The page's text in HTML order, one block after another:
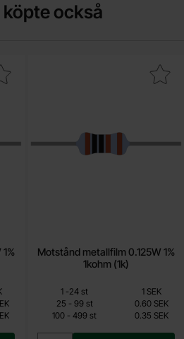
också
1% 4.7kohm (4k7) som favorit
Motstånd metallfilm 0.125W 1%
1kohm (1k)
0.15 SEK
Inklusive 25% moms
Makera motstånd metallfilm
Mängdrabatt
Pris /st
1 -till
24 st
1 SEK
25 -till99 st
0.60 SEK
100 - till
499 st 0.35 SEK